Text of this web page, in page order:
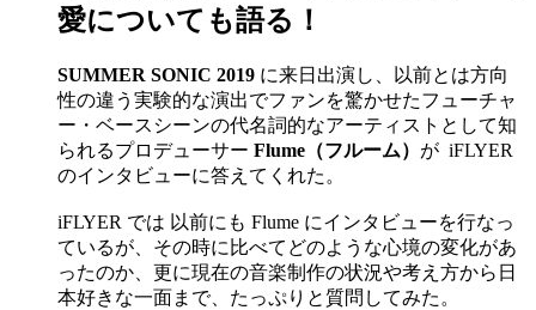
愛についても語る！
SUMMER SONIC 2019 に来日出演し、以前とは方向
性の違う実験的な演出でファンを驚かせたフューチャ
ー・ベースシーンの代名詞的なアーティストとして知
られるプロデューサー Flume（フルーム） が iFLYER
のインタビューに答えてくれた。
iFLYER では 以前にも Flume にインタビューを行なっ
ているが、その時に比べてどのような心境の変化があ
ったのか、更に現在の音楽制作の状況や考え方から日
本好きな一面まで、たっぷりと質問してみた。